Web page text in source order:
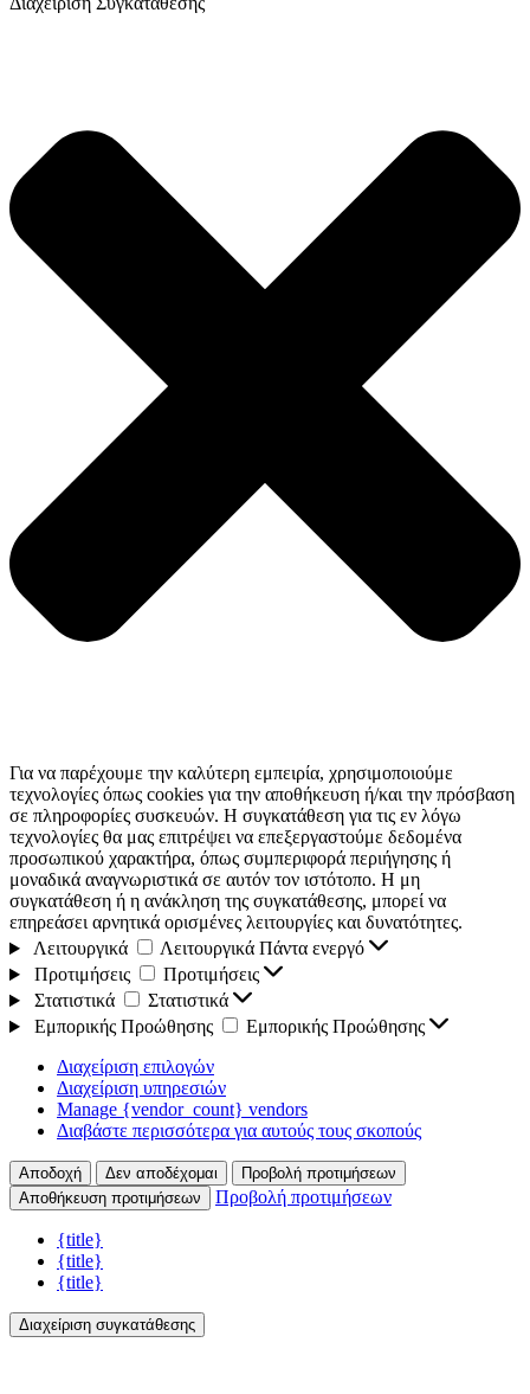
Για να παρέχουμε την καλύτερη εμπειρία, χρησιμοποιούμε
τεχνολογίες όπως cookies για την αποθήκευση ή/και την πρόσβαση
σε πληροφορίες συσκευών. Η συγκατάθεση για τις εν λόγω
τεχνολογίες θα μας επιτρέψει να επεξεργαστούμε δεδομένα
προσωπικού χαρακτήρα, όπως συμπεριφορά περιήγησης ή
μοναδικά αναγνωριστικά σε αυτόν τον ιστότοπο. Η μη
συγκατάθεση ή η ανάκληση της συγκατάθεσης, μπορεί να
επηρεάσει αρνητικά ορισμένες λειτουργίες και δυνατότητες.
Λειτουργικά
Λειτουργικά Πάντα ενεργό
Προτιμήσεις
Προτιμήσεις
Στατιστικά
Στατιστικά
Εμπορικής Προώθησης
Εμπορικής Προώθησης
Διαχείριση επιλογών
Διαχείριση υπηρεσιών
Manage {vendor_count} vendors
Διαβάστε περισσότερα για αυτούς τους σκοπούς
Αποδοχή Δεν αποδέχομαι
Προβολή προτιμήσεων
Αποθήκευση προτιμήσεων
Προβολή προτιμήσεων
{title}
{title}
{title}
Διαχείριση συγκατάθεσης